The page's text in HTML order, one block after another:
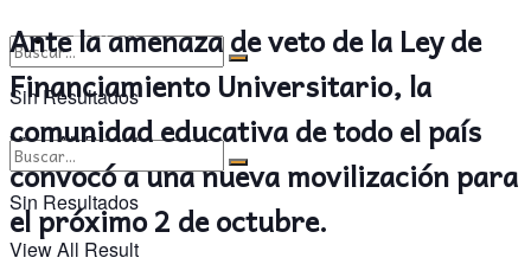
Sin Resultados
View All Result
OPINIÓN
Sin Resultados
View All Result
Ante la amenaza de veto de la Ley de
Financiamiento Universitario, la
comunidad educativa de todo el país
convocó a una nueva movilización para
el próximo 2 de octubre.